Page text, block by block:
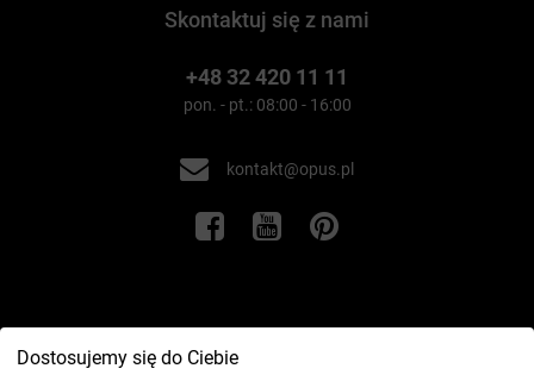
Dostosujemy się do Ciebie
Skontaktuj się z nami
+48 32 420 11 11
pon. - pt.: 08:00 - 16:00
kontakt@opus.pl
Informacje